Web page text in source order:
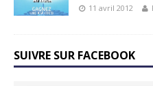
11 avril 2012
SUIVRE SUR FACEBOOK